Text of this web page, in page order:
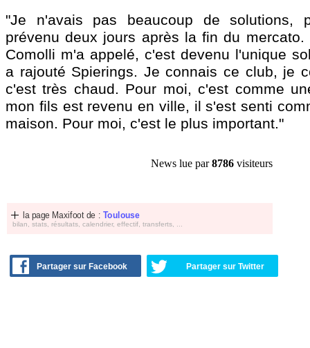
"Je n'avais pas beaucoup de solutions,
prévenu deux jours après la fin du mercato.
Comolli m'a appelé, c'est devenu l'unique
a rajouté Spierings. Je connais ce club, je
c'est très chaud. Pour moi, c'est comme
mon fils est revenu en ville, il s'est senti
maison. Pour moi, c'est le plus important."
News lue par8786 visiteurs
la page Maxifoot de : Toulouse
bilan, stats, résultats, calendrier, effectif, transferts, ...
Partager sur Facebook Partager sur Twitter